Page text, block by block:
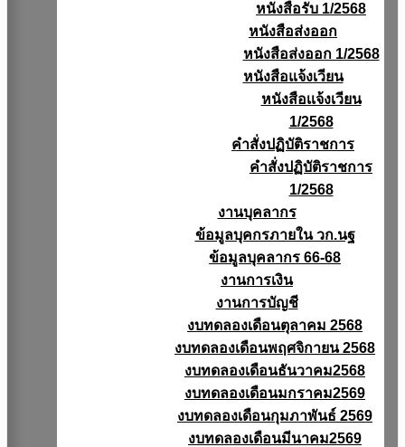
หนังสือรับ 1/2568
หนังสือส่งออก
หนังสือส่งออก 1/2568
หนังสือแจ้งเวียน
หนังสือเเจ้งเวียน
1/2568
คำสั่งปฏิบัติราชการ
คำสั่งปฏิบัติราชการ
1/2568
งานบุคลากร
ข้อมูลบุคกรภายใน วก.นฐ
ข้อมูลบุคลากร 66-68
งานการเงิน
งานการบัญชี
งบทดลองเดือนตุลาคม 2568
งบทดลองเดือนพฤศจิกายน 2568
งบทดลองเดือนธันวาคม2568
งบทดลองเดือนมกราคม2569
งบทดลองเดือนกุมภาพันธ์ 2569
งบทดลองเดือนมีนาคม2569